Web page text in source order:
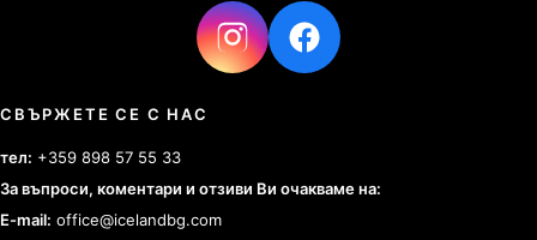
СВЪРЖЕТЕ СЕ С НАС
тел: +359 898 57 55 33
За въпроси, коментари и отзиви Ви очакваме на:
E-mail: office@icelandbg.com